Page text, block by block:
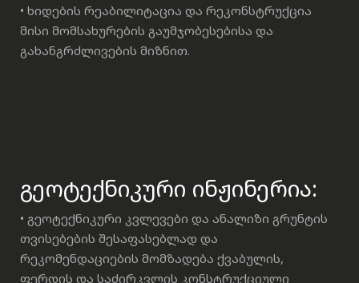
• ხიდების რეაბილიტაცია და რეკონსტრუქცია
მისი მომსახურების გაუმჯობესებისა და
გახანგრძლივების მიზნით.
გეოტექნიკური ინჟინერია:
• გეოტექნიკური კვლევები და ანალიზი გრუნტის
თვისებების შესაფასებლად და
რეკომენდაციების მომზადება ქვაბულის,
ფერდის და საძირკვლის კონსტრუქციული